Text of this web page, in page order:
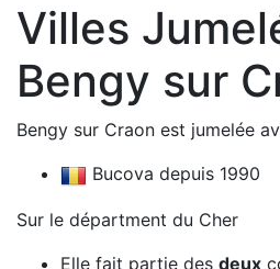
Villes
Bengy sur
Bengy sur Craon est jumelée
Bucova depuis 1990
Sur le départment du Cher
Elle fait partie des deux